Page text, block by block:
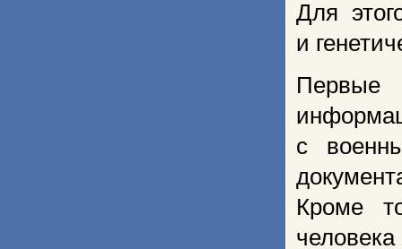
Для
и
Первые
с
Кроме